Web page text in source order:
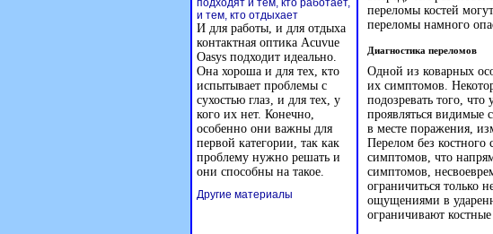
переломы костей
переломы намного
Диагностика переломов
Одной из коварных
их симптомов.
подозревать того, что
проявляться видимые
в месте поражения,
Перелом без
симптомов, что
симптомов,
ограничиться только
ощущениями в
ограничивают
подходят и тем, кто работает,
и тем, кто отдыхает
И для работы, и для отдыха
контактная оптика Acuvue
Oasys подходит идеально.
Она хороша и для тех, кто
испытывает проблемы с
сухостью глаз, и для тех, у
кого их нет. Конечно,
особенно они важны для
первой категории, так как
проблему нужно решать и
они способны на такое.
Другие материалы